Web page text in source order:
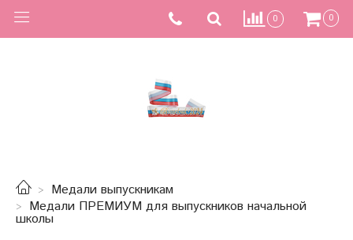
0 0
Медали выпускникам
Медали ПРЕМИУМ для выпускников начальной
школы